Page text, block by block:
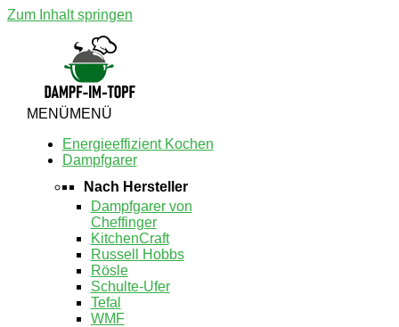
Zum Inhalt springen
MENÜMENÜ
Energieeffizient Kochen
Dampfgarer
Nach Hersteller
Dampfgarer von
Cheffinger
KitchenCraft
Russell Hobbs
Rösle
Schulte-Ufer
Tefal
WMF